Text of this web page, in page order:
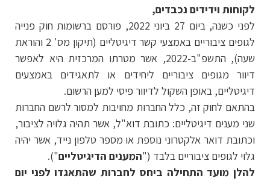
לקוחות וידידים נכבדים,
לפני כשנה, ביום 27 ביוני 2022, פורסם ברשומות חוק פנייה
לגופים ציבוריים באמצעי קשר דיגיטליים (תיקון מס' 2 והוראת
שעה), התשפ"ב-2022, אשר מטרתו המרכזית היא לאפשר
דיוור מגופים ציבוריים ליחידים או לתאגידים באמצעים
דיגיטליים, באופן השקול לדיוור פיסי למען הרשום.
בהתאם לחוק זה, כלל החברות מחויבות למסור לרשם החברות
שני מענים דיגיטליים: כתובת דוא"ל, אשר תהיה גלויה לציבור,
וכתובת דואר אלקטרוני נוספת או מספר טלפון נייד, אשר יהיה
גלוי לגופים ציבוריים בלבד ("המענים הדיגיטליים").
להלן מועד התחילה ביחס לחברות שהתאגדו לפני יום